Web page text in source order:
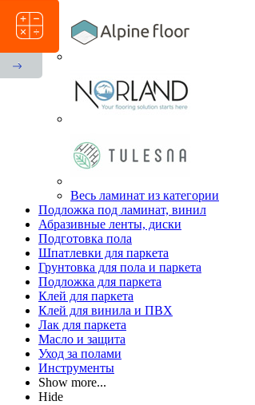
Весь ламинат из категории
Подложка под ламинат, винил
Абразивные ленты, диски
Подготовка пола
Шпатлевки для паркета
Грунтовка для пола и паркета
Подложка для паркета
Клей для паркета
Клей для винила и ПВХ
Лак для паркета
Масло и защита
Уход за полами
Инструменты
Show more...
Hide